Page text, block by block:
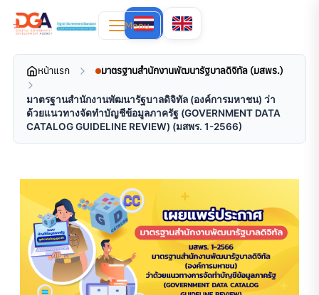
Menu
หน้าแรก มาตรฐานสำนักงานพัฒนารัฐบาลดิจิทัล (มสพร.)
มาตรฐานสำนักงานพัฒนารัฐบาลดิจิทัล (องค์การมหาชน) ว่า
ด้วยแนวทางจัดทำบัญชีข้อมูลภาครัฐ (GOVERNMENT DATA
CATALOG GUIDELINE REVIEW) (มสพร. 1-2566)